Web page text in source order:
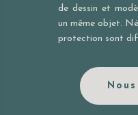
de dessin et
un même objet.
protection sont